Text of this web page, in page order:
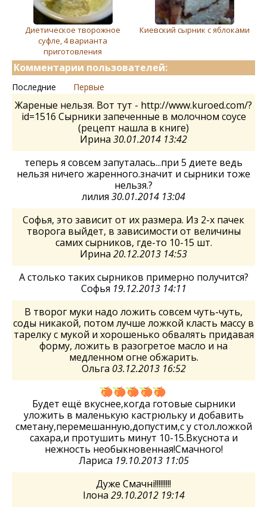
Диетическое творожное
суфле, 4 варианта
приготовления
Киевский сырник с яблоками
Комментарии пользователей:
Последние Первые
Жареные нельзя. Вот тут - http://www.kuroed.com/?
id=1516 Сырники запеченные в молочном соусе
(рецепт нашла в книге)
Ирина 30.01.2014 13:42
теперь я совсем запуталась...при 5 диете ведь
нельзя ничего жаренного.значит и сырники тоже
нельзя.?
лилия 30.01.2014 13:04
Cофья, это зависит от их размера. Из 2-х пачек
творога выйдет, в зависимости от величины
самих сырников, где-то 10-15 шт.
Ирина 20.12.2013 14:53
А столько таких сырников примерно получится?
Софья 19.12.2013 14:11
В творог муки надо ложить совсем чуть-чуть,
соды никакой, потом лучше ложкой класть массу в
тарелку с мукой и хорошенько обвалять придавая
форму, ложить в разогретое масло и на
медленном огне обжарить.
Ольга 03.12.2013 16:52
Будет ещё вкуснее,когда готовые сырники
уложить в маленькую кастрюльку и добавить
сметану,перемешанную,допустим,с у стол.ложкой
сахара,и протушить минут 10-15.Вкуснота и
нежность необыкновенная!Смачного!
Лариса 19.10.2013 11:05
Дуже Смачні!!!!!!!!!
Ілона 29.10.2012 19:14